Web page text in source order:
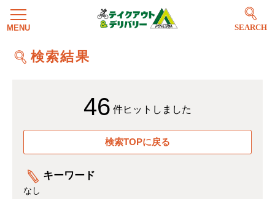
SEARCH
検索結果
46 件ヒットしました
検索TOPに戻る
キーワード
なし